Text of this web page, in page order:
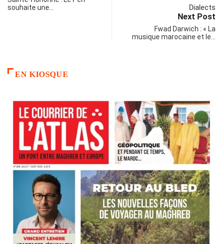
souhaite une…
Next Post
Fwad Darwich : « La
musique marocaine et le…
EN KIOSQUE